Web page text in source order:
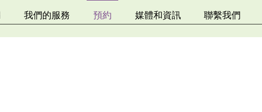
我們的服務 預約 媒體和資訊 聯繫我們